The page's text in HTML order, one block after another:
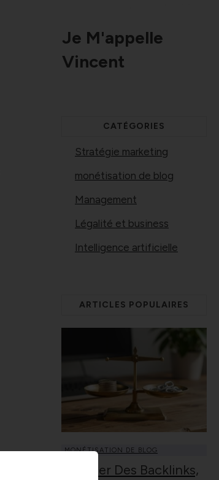
Je M'appelle
Vincent
CATÉGORIES
Stratégie marketing
monétisation de blog
Management
Légalité et business
Intelligence artificielle
ARTICLES POPULAIRES
MONÉTISATION DE BLOG
Acheter Des Backlinks,